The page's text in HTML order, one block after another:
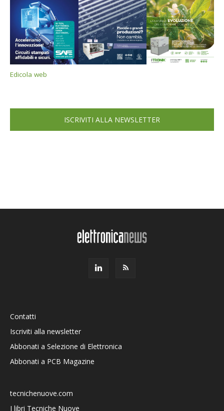
Edicola web
ISCRIVITI ALLA NEWSLETTER
Contatti
Iscriviti alla newsletter
Abbonati a Selezione di Elettronica
Abbonati a PCB Magazine
tecnichenuove.com
I libri Tecniche Nuove